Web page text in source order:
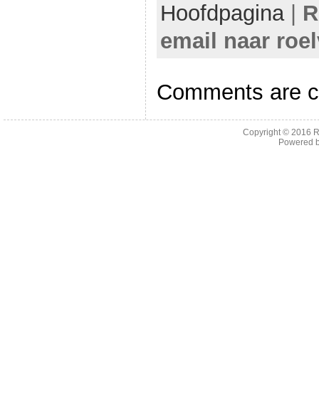
Hoofdpagina|
email naar
Comments are
Copyright © 2016
Powered